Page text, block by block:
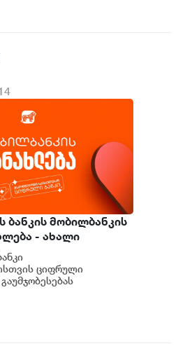
ბანკის მობილბანკის
- ახალი
ციფრული